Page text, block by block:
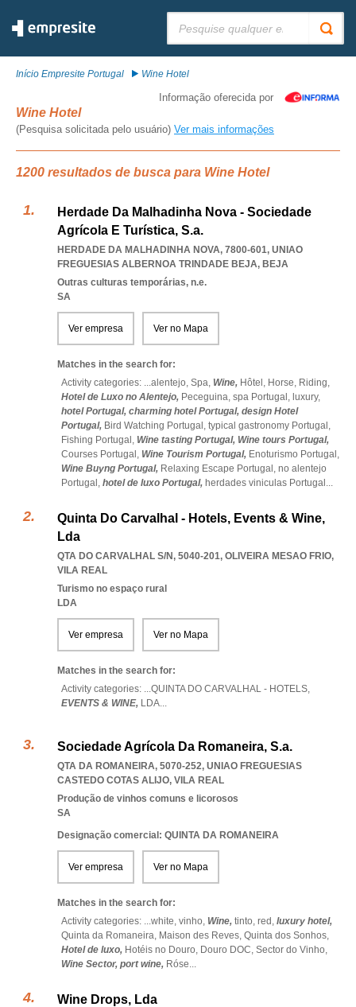
Início Empresite Portugal Wine Hotel
Informação oferecida por
Wine Hotel
(Pesquisa solicitada pelo usuário) Ver mais informações
1200 resultados de busca para Wine Hotel
Herdade Da Malhadinha Nova - Sociedade
Agrícola E Turística, S.a.
HERDADE DA MALHADINHA NOVA, 7800-601, UNIAO
FREGUESIAS ALBERNOA TRINDADE BEJA, BEJA
Outras culturas temporárias, n.e.
SA
Ver empresa Ver no Mapa
Matches in the search for:
Activity categories: ...alentejo, Spa, Wine, Hôtel, Horse, Riding,
Hotel de Luxo no Alentejo, Peceguina, spa Portugal, luxury,
hotel Portugal, charming hotel Portugal, design Hotel
Portugal, Bird Watching Portugal, typical gastronomy Portugal,
Fishing Portugal, Wine tasting Portugal, Wine tours Portugal,
Courses Portugal, Wine Tourism Portugal, Enoturismo Portugal,
Wine Buyng Portugal, Relaxing Escape Portugal, no alentejo
Portugal, hotel de luxo Portugal, herdades viniculas Portugal ...
Quinta Do Carvalhal - Hotels, Events & Wine,
Lda
QTA DO CARVALHAL S/N, 5040-201, OLIVEIRA MESAO FRIO,
VILA REAL
Turismo no espaço rural
LDA
Ver empresa Ver no Mapa
Matches in the search for:
Activity categories: ...QUINTA DO CARVALHAL - HOTELS,
EVENTS & WINE, LDA...
Sociedade Agrícola Da Romaneira, S.a.
QTA DA ROMANEIRA, 5070-252, UNIAO FREGUESIAS
CASTEDO COTAS ALIJO, VILA REAL
Produção de vinhos comuns e licorosos
SA
Designação comercial: QUINTA DA ROMANEIRA
Ver empresa Ver no Mapa
Matches in the search for:
Activity categories: ...white, vinho, Wine, tinto, red, luxury hotel,
Quinta da Romaneira, Maison des Reves, Quinta dos Sonhos,
Hotel de luxo, Hotéis no Douro, Douro DOC, Sector do Vinho,
Wine Sector, port wine, Róse...
Wine Drops, Lda